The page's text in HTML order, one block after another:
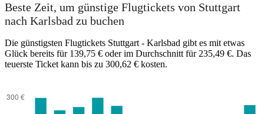
Beste Zeit, um günstige Flugtickets von Stuttgart
nach Karlsbad zu buchen
Die günstigsten Flugtickets Stuttgart - Karlsbad gibt es mit etwas
Glück bereits für 139,75 € oder im Durchschnitt für 235,49 €. Das
teuerste Ticket kann bis zu 300,62 € kosten.